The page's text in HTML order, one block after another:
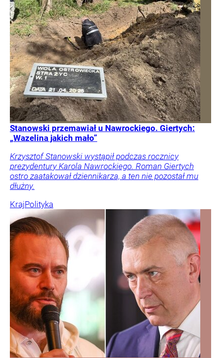
Stanowski przemawiał u Nawrockiego. Giertych:
„Wazelina jakich mało”
Krzysztof Stanowski wystąpił podczas rocznicy
prezydentury Karola Nawrockiego. Roman Giertych
ostro zaatakował dziennikarza, a ten nie pozostał mu
dłużny.
KrajPolityka